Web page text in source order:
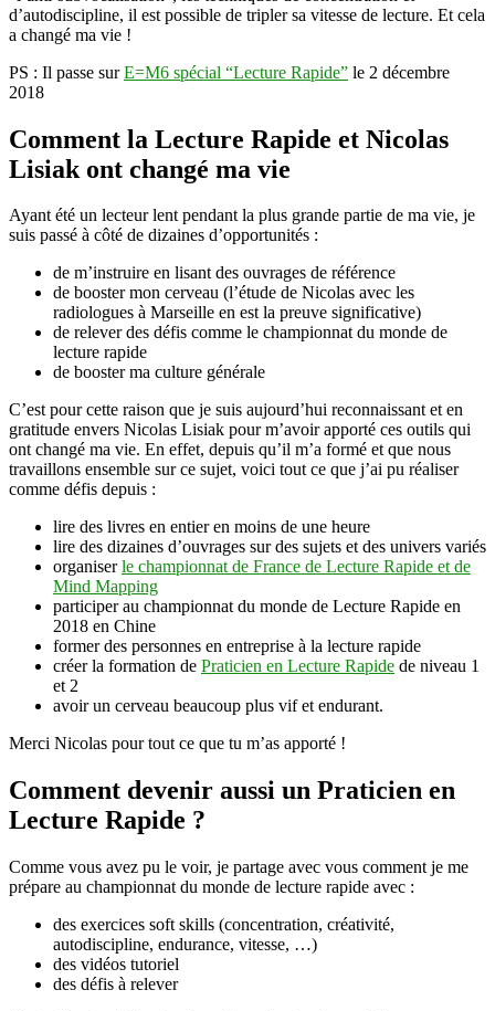
d’autodiscipline, il est possible de tripler sa vitesse de lecture. Et cela
a changé ma vie !
PS : Il passe surE=M6 spécial “Lecture Rapide” le 2 décembre
2018
Comment la Lecture Rapide et Nicolas
Lisiak ont changé ma vie
Ayant été un lecteur lent pendant la plus grande partie de ma vie, je
suis passé à côté de dizaines d’opportunités :
de m’instruire en lisant des ouvrages de référence
de booster mon cerveau (l’étude de Nicolas avec les
radiologues à Marseille en est la preuve significative)
de relever des défis comme le championnat du monde de
lecture rapide
de booster ma culture générale
C’est pour cette raison que je suis aujourd’hui reconnaissant et en
gratitude envers Nicolas Lisiak pour m’avoir apporté ces outils qui
ont changé ma vie. En effet, depuis qu’il m’a formé et que nous
travaillons ensemble sur ce sujet, voici tout ce que j’ai pu réaliser
comme défis depuis :
lire des livres en entier en moins de une heure
lire des dizaines d’ouvrages sur des sujets et des univers variés
organiserle championnat de France de Lecture Rapide et de
Mind Mapping
participer au championnat du monde de Lecture Rapide en
2018 en Chine
former des personnes en entreprise à la lecture rapide
créer la formation de Praticien en Lecture Rapide de niveau 1
et 2
avoir un cerveau beaucoup plus vif et endurant.
Merci Nicolas pour tout ce que tu m’as apporté !
Comment devenir aussi un Praticien en
Lecture Rapide ?
Comme vous avez pu le voir, je partage avec vous comment je me
prépare au championnat du monde de lecture rapide avec :
des exercices soft skills (concentration, créativité,
autodiscipline, endurance, vitesse, …)
des vidéos tutoriel
des défis à relever